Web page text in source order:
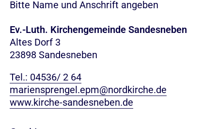
Bitte Name und Anschrift angeben
Ev.-Luth. Kirchengemeinde Sandesneben
Altes Dorf 3
23898 Sandesneben
Tel.: 04536/ 2 64
mariensprengel.epm@nordkirche.de
www.kirche-sandesneben.de